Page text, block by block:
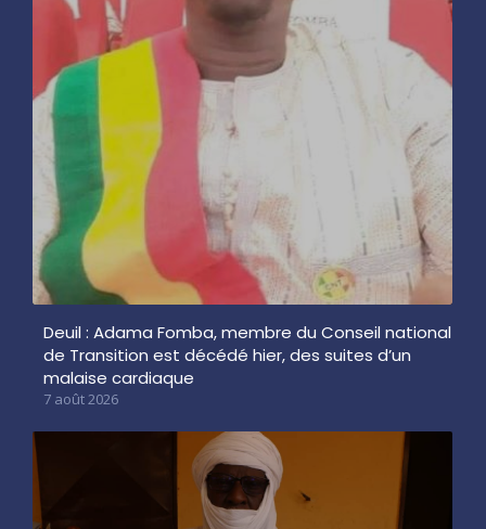
Deuil : Adama Fomba, membre du Conseil national
de Transition est décédé hier, des suites d’un
malaise cardiaque
7 août 2026